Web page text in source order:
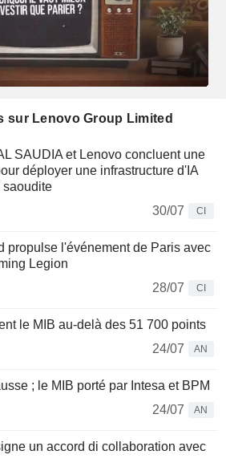
sur Lenovo Group Limited
SAUDIA et Lenovo concluent une
déployer une infrastructure d'IA
saoudite
30/07
CI
propulse l'événement de Paris avec
Legion
28/07
CI
le MIB au-delà des 51 700 points
24/07
AN
; le MIB porté par Intesa et BPM
24/07
AN
un accord di collaboration avec